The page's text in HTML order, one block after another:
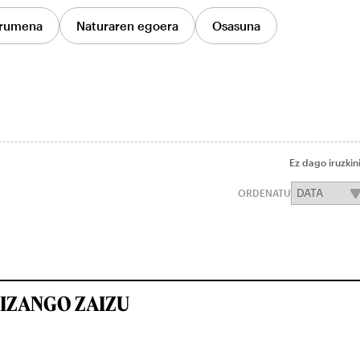
Naturaren egoera Osasuna
Ez dago
ORDENATU
ZAIZU